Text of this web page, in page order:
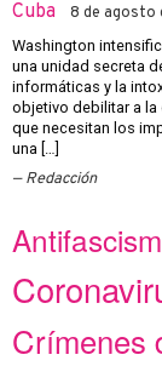
Cuba
8 de agosto
Washington
una unidad secreta
informáticas y la
objetivo debilitar a
que necesitan los
una […]
Redacción
Crímenes